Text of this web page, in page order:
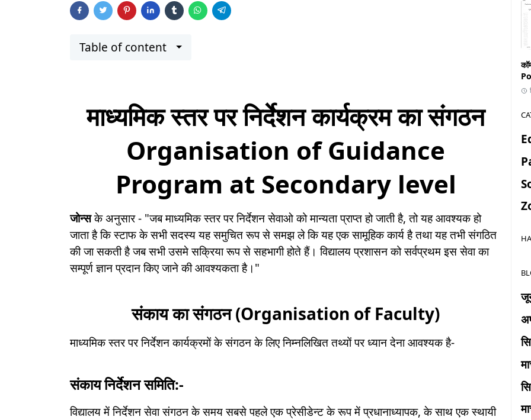
Table of content
माध्यमिक स्तर पर निर्देशन कार्यक्रम का संगठन
Organisation of Guidance
Program at Secondary level
जोन्सके अनुसार - "जब माध्यमिक स्तर पर निर्देशन सेवाओ को मान्यता प्राप्त हो जाती है, तो यह आवश्यक हो
जाता है कि स्टाफ के सभी सदस्य यह समुचित रूप से समझ ले कि यह एक सामूहिक कार्य है तथा यह तभी संगठित
की जा सकती है जब सभी उसमे सक्रिया रूप से सहभागी होते हैं। विद्यालय प्रशासन को सर्वप्रथम इस सेवा का
सम्पूर्ण ज्ञान प्रदान किए जाने की आवश्यकता है।"
संकाय का संगठन (Organisation of Faculty)
माध्यमिक स्तर पर निर्देशन कार्यक्रमों के संगठन के लिए निम्नलिखित तथ्यों पर ध्यान देना आवश्यक है-
संकाय निर्देशन समिति:-
विद्यालय में निर्देशन सेवा संगठन के समय सबसे पहले एक प्रेसीडेन्ट के रूप में प्रधानाध्यापक, के साथ एक स्थायी